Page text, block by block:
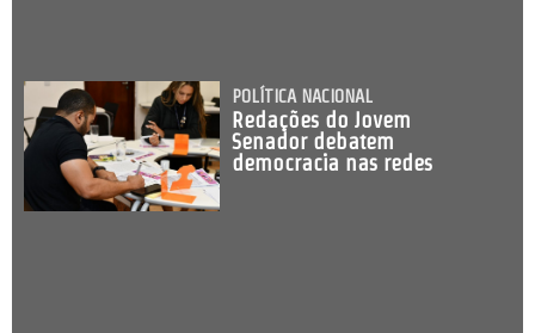
POLÍTICA NACIONAL
Redações do Jovem
Senador debatem
democracia nas redes